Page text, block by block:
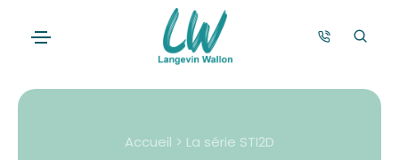
Accueil > La série STI2D